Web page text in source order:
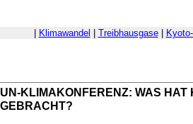
Klimawandel Treibhausgase|
UN-KLIMAKONFERENZ: WAS HAT
GEBRACHT?